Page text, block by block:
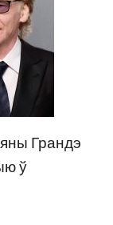
Грандэ
ў